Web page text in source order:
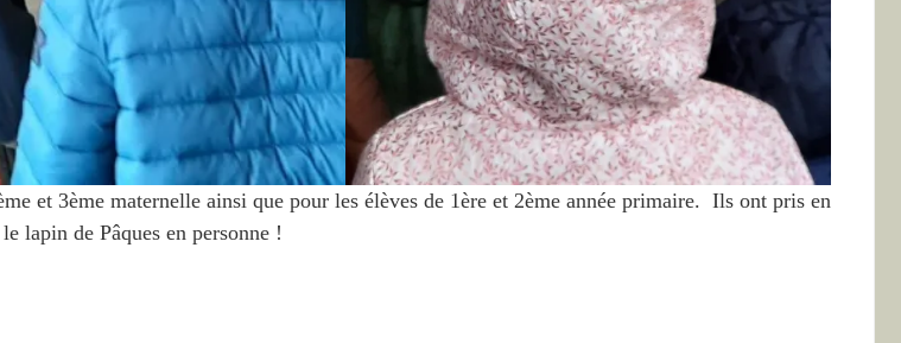
et 3ème maternelle ainsi que pour les élèves de 1ère et 2ème année primaire. Ils ont pris en
lapin de Pâques en personne !